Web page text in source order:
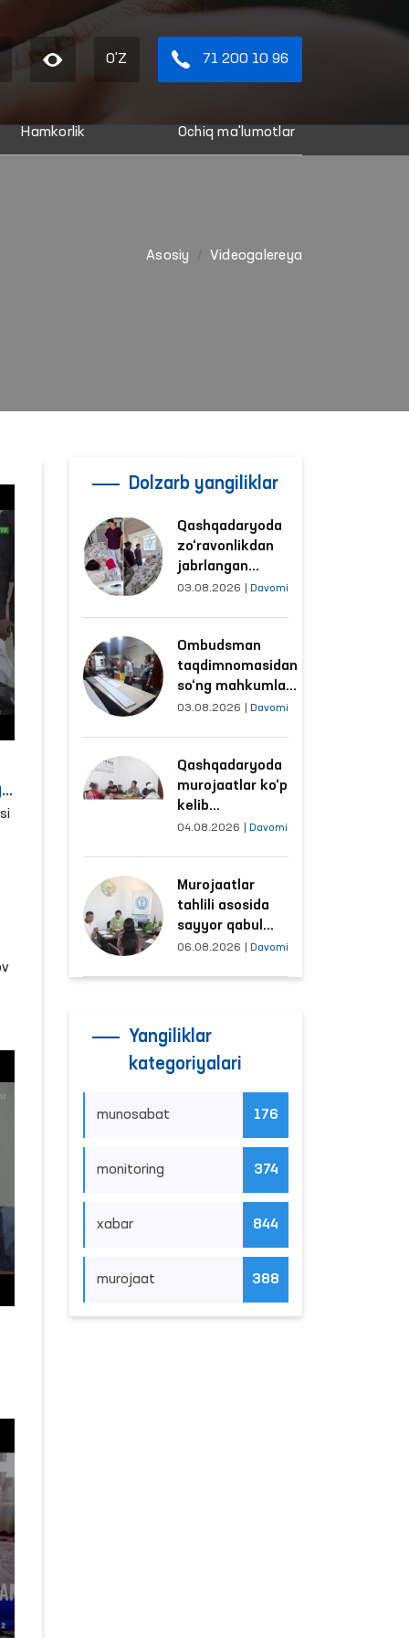
O'Z 71 200 10 96
Hamkorlik Ochiq ma'lumotlar
Asosiy Videogalereya
Dolzarb yangiliklar
Qashqadaryoda
zo‘ravonlikdan
jabrlangan
ayolning holati
o‘rganildi
03.08.2026 Davomi
Ombudsman
taqdimnomasidan
so‘ng mahkumlar
mehnat
sharoitlar
yaxshilandi
03.08.2026 Davomi
Qashqadaryoda
murojaatlar ko‘p
kelib
tushayotgan
yo‘lga qo‘yildi
04.08.2026 Davomi
Murojaatlar
tahlili asosida
sayyor qabul
o‘tkaziladigan
06.08.2026 Davomi
Yangiliklar
kategoriyalari
munosabat 176
monitoring 374
xabar 844
murojaat 388